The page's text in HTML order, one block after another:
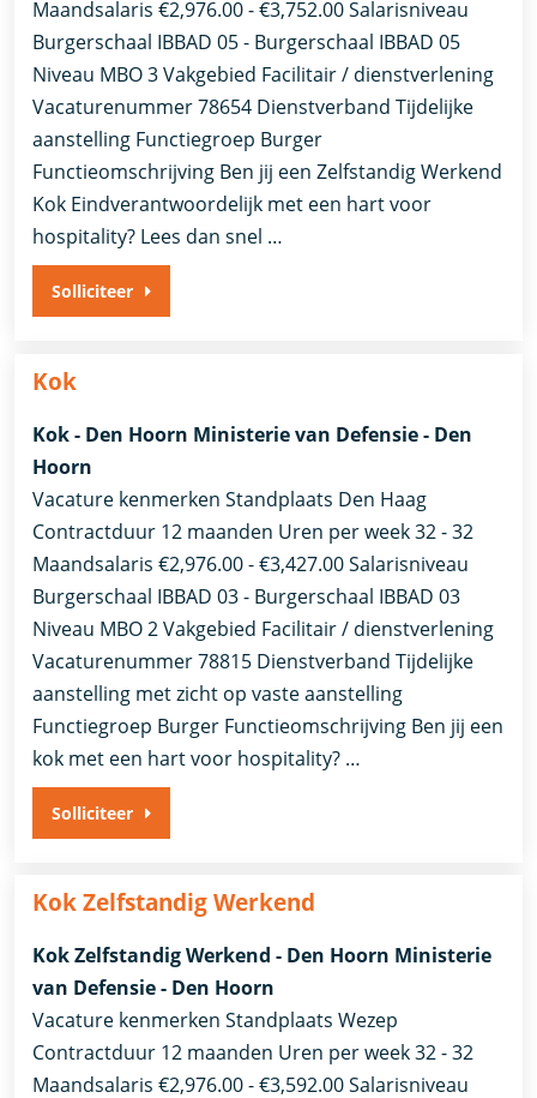
Maandsalaris €2,976.00 - €3,752.00 Salarisniveau
Burgerschaal IBBAD 05 - Burgerschaal IBBAD 05
Niveau MBO 3 Vakgebied Facilitair / dienstverlening
Vacaturenummer 78654 Dienstverband Tijdelijke
aanstelling​​ Functiegroep Burger​
Functieomschrijving Ben jij een Zelfstandig Werkend
Kok Eindverantwoordelijk met een hart voor
hospitality? Lees dan snel …
Solliciteer
Kok
Kok - Den Hoorn Ministerie van Defensie - Den
Hoorn
Vacature kenmerken Standplaats Den Haag
Contractduur 12 maanden Uren per week 32 - 32
Maandsalaris €2,976.00 - €3,427.00 Salarisniveau
Burgerschaal IBBAD 03 - Burgerschaal IBBAD 03
Niveau MBO 2 Vakgebied Facilitair / dienstverlening
Vacaturenummer 78815 Dienstverband Tijdelijke
aanstelling met zicht op vaste aanstelling​​
Functiegroep Burger​ Functieomschrijving Ben jij een
kok met een hart voor hospitality? …
Solliciteer
Kok Zelfstandig Werkend
Kok Zelfstandig Werkend - Den Hoorn Ministerie
van Defensie - Den Hoorn
Vacature kenmerken Standplaats Wezep
Contractduur 12 maanden Uren per week 32 - 32
Maandsalaris €2,976.00 - €3,592.00 Salarisniveau